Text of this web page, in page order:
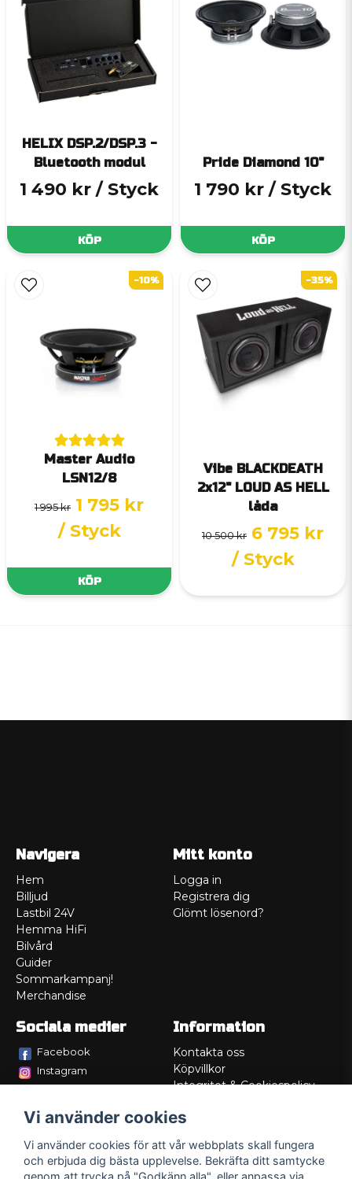
HELIX DSP.2/DSP.3 -
Bluetooth modul
1 490 kr / Styck
KÖP
Pride Diamond 10"
1 790 kr / Styck
KÖP
Master Audio
LSN12/8
1 995 kr 1 795 kr
/ Styck
KÖP
-10%
Vibe BLACKDEATH
2x12" LOUD AS HELL
låda
10 500 kr 6 795 kr
/ Styck
-35%
Navigera
Hem
Billjud
Lastbil 24V
Hemma HiFi
Bilvård
Guider
Sommarkampanj!
Merchandise
Mitt konto
Logga in
Registrera dig
Glömt lösenord?
Sociala medier
Facebook
Instagram
Information
Kontakta oss
Köpvillkor
Integritet & Cookiespolicy
Service/Garanti
Lådritning
Om oss
Vi använder cookies
Vi använder cookies för att vår webbplats skall fungera
och erbjuda dig bästa upplevelse. Bekräfta ditt samtycke
genom att trycka på "Godkänn alla", eller anpassa via